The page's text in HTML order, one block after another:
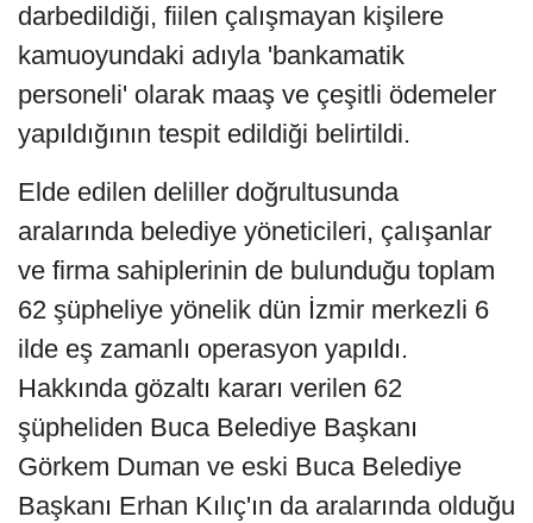
darbedildiği, fiilen çalışmayan kişilere
kamuoyundaki adıyla 'bankamatik
personeli' olarak maaş ve çeşitli ödemeler
yapıldığının tespit edildiği belirtildi.
Elde edilen deliller doğrultusunda
aralarında belediye yöneticileri, çalışanlar
ve firma sahiplerinin de bulunduğu toplam
62 şüpheliye yönelik dün İzmir merkezli 6
ilde eş zamanlı operasyon yapıldı.
Hakkında gözaltı kararı verilen 62
şüpheliden Buca Belediye Başkanı
Görkem Duman ve eski Buca Belediye
Başkanı Erhan Kılıç'ın da aralarında olduğu